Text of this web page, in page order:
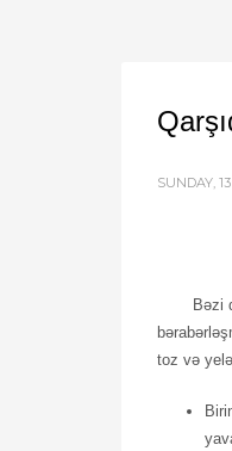
SUNDAY,
Bəzi
toz və